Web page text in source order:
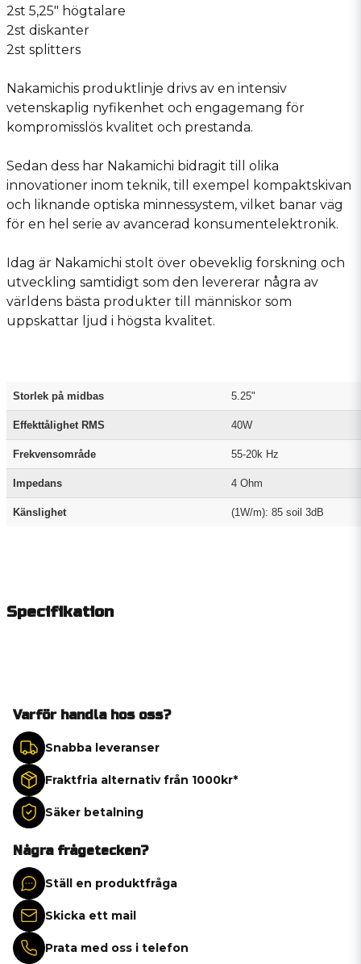
2st 5,25" högtalare
2st diskanter
2st splitters
Nakamichis produktlinje drivs av en intensiv
vetenskaplig nyfikenhet och engagemang för
kompromisslös kvalitet och prestanda.
Sedan dess har Nakamichi bidragit till olika
innovationer inom teknik, till exempel kompaktskivan
och liknande optiska minnessystem, vilket banar väg
för en hel serie av avancerad konsumentelektronik.
Idag är Nakamichi stolt över obeveklig forskning och
utveckling samtidigt som den levererar några av
världens bästa produkter till människor som
uppskattar ljud i högsta kvalitet.
Storlek på midbas 5.25"
Effekttålighet RMS 40W
Frekvensområde 55-20k Hz
Impedans 4 Ohm
Känslighet (1W/m): 85 soil 3dB
Specifikation
Varför handla hos oss?
Snabba leveranser
Fraktfria alternativ från 1000kr*
Säker betalning
Några frågetecken?
Ställ en produktfråga
Skicka ett mail
Prata med oss i telefon